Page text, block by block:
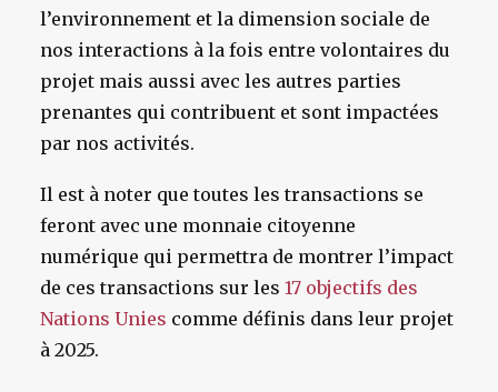
l’environnement et la dimension sociale de
nos interactions à la fois entre volontaires du
projet mais aussi avec les autres parties
prenantes qui contribuent et sont impactées
par nos activités.
Il est à noter que toutes les transactions se
feront avec une monnaie citoyenne
numérique qui permettra de montrer l’impact
de ces transactions sur les 17 objectifs des
Nations Unies comme définis dans leur projet
à 2025.